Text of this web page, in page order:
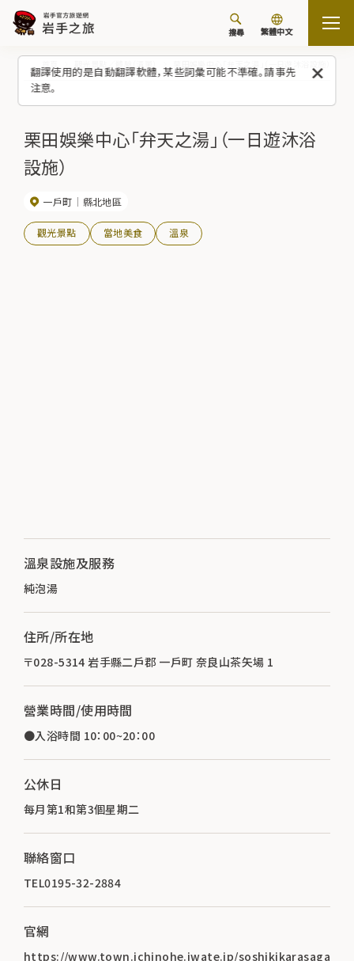
翻譯使用的是自動翻譯軟體，某些詞彙可能不準確。請事先
注意。
搜尋 繁體中文
觀光景點／體驗（清單）
栗田娛樂中心「弁天之湯」（一日遊沐浴
設施）
一戶町 縣北地區
觀光景點 當地美食 溫泉
溫泉設施及服務
純泡湯
住所/所在地
〒028-5314 岩手縣二戶郡 一戶町 奈良山茶矢場 1
營業時間/使用時間
●入浴時間 10：00~20：00
公休日
每月第1和第3個星期二
聯絡窗口
TEL0195-32-2884
官網
https://www.town.ichinohe.iwate.jp/soshikikarasaga